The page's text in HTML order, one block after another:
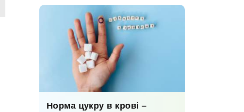
Норма цукру в крові –